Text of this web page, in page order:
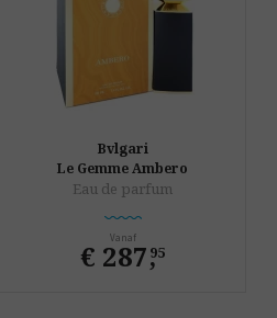
Bvlgari
Le Gemme Ambero
Eau de parfum
Vanaf
€ 287,
95